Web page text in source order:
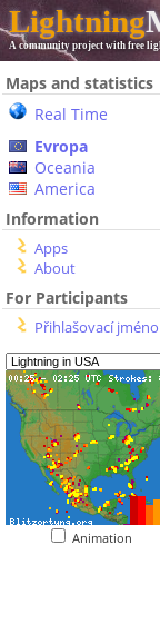
Lightning
A community project with free
Maps and statistics
Real Time
Evropa
Oceania
America
Information
Apps
About
For Participants
Přihlašovací jméno
Animation